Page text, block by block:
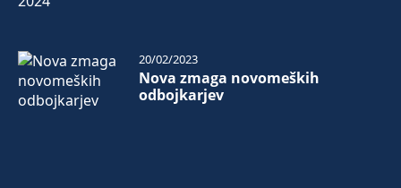
Nova zmaga novomeških
odbojkarjev
20/02/2023